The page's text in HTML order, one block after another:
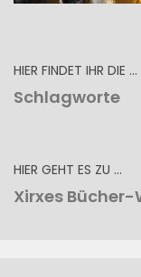
HIER FINDET IHR DIE …
Schlagworte
HIER GEHT ES ZU …
Xirxes